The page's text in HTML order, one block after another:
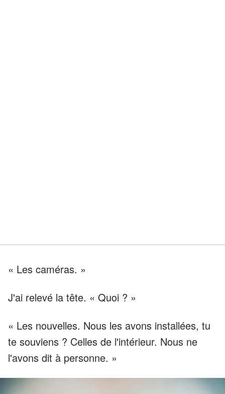
« Les caméras. »
J'ai relevé la tête. « Quoi ? »
« Les nouvelles. Nous les avons installées, tu
te souviens ? Celles de l'intérieur. Nous ne
l'avons dit à personne. »